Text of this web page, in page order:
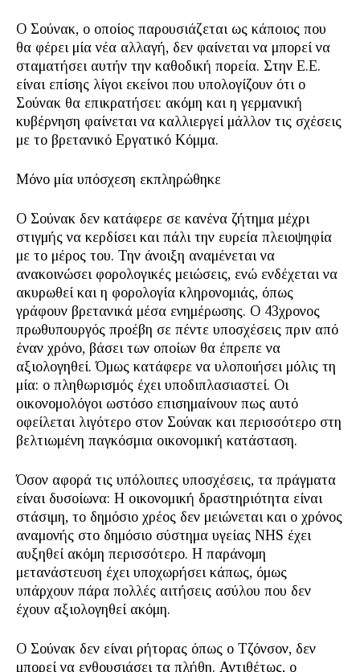
Ο Σούνακ, ο οποίος παρουσιάζεται ως κάποιος που
θα φέρει μία νέα αλλαγή, δεν φαίνεται να μπορεί να
σταματήσει αυτήν την καθοδική πορεία. Στην Ε.Ε.
είναι επίσης λίγοι εκείνοι που υπολογίζουν ότι ο
Σούνακ θα επικρατήσει: ακόμη και η γερμανική
κυβέρνηση φαίνεται να καλλιεργεί μάλλον τις σχέσεις
με το βρετανικό Εργατικό Κόμμα.
Μόνο μία υπόσχεση εκπληρώθηκε
Ο Σούνακ δεν κατάφερε σε κανένα ζήτημα μέχρι
στιγμής να κερδίσει και πάλι την ευρεία πλειοψηφία
με το μέρος του. Την άνοιξη αναμένεται να
ανακοινώσει φορολογικές μειώσεις, ενώ ενδέχεται να
ακυρωθεί και η φορολογία κληρονομιάς, όπως
γράφουν βρετανικά μέσα ενημέρωσης. Ο 43χρονος
πρωθυπουργός προέβη σε πέντε υποσχέσεις πριν από
έναν χρόνο, βάσει των οποίων θα έπρεπε να
αξιολογηθεί. Όμως κατάφερε να υλοποιήσει μόλις τη
μία: ο πληθωρισμός έχει υποδιπλασιαστεί. Οι
οικονομολόγοι ωστόσο επισημαίνουν πως αυτό
οφείλεται λιγότερο στον Σούνακ και περισσότερο στη
βελτιωμένη παγκόσμια οικονομική κατάσταση.
Όσον αφορά τις υπόλοιπες υποσχέσεις, τα πράγματα
είναι δυσοίωνα: Η οικονομική δραστηριότητα είναι
στάσιμη, το δημόσιο χρέος δεν μειώνεται και ο χρόνος
αναμονής στο δημόσιο σύστημα υγείας NHS έχει
αυξηθεί ακόμη περισσότερο. Η παράνομη
μετανάστευση έχει υποχωρήσει κάπως, όμως
υπάρχουν πάρα πολλές αιτήσεις ασύλου που δεν
έχουν αξιολογηθεί ακόμη.
Ο Σούνακ δεν είναι ρήτορας όπως ο Τζόνσον, δεν
μπορεί να ενθουσιάσει τα πλήθη. Αντιθέτως, ο